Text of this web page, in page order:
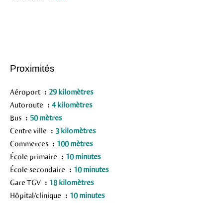
Proximités
Aéroport
29 kilomètres
Autoroute
4 kilomètres
Bus
50 mètres
Centre ville
3 kilomètres
Commerces
100 mètres
École primaire
10 minutes
École secondaire
10 minutes
Gare TGV
18 kilomètres
Hôpital/clinique
10 minutes